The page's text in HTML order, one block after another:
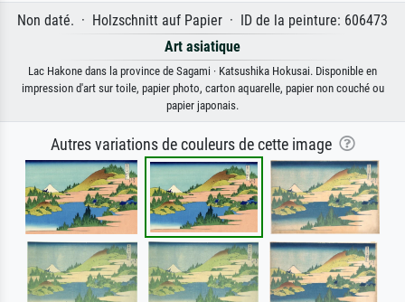
Non daté. · Holzschnitt auf Papier · ID de la peinture: 606473
Art asiatique
Lac Hakone dans la province de Sagami · Katsushika Hokusai. Disponible en
impression d'art sur toile, papier photo, carton aquarelle, papier non couché ou
papier japonais.
Autres variations de couleurs de cette image